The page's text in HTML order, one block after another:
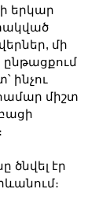
երկար
մի
ինչու
միշտ
ծնվել էր